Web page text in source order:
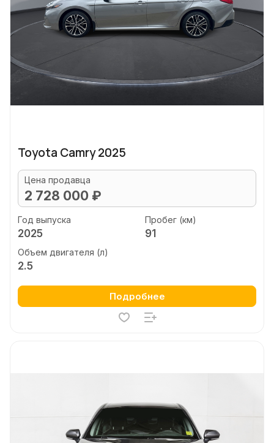
Toyota Camry 2025
Цена продавца
2 728 000 ₽
Год выпуска
2025
Пробег (км)
91
Объем двигателя (л)
2.5
Подробнее